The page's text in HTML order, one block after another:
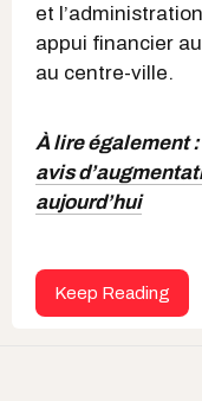
et
appui financier
au centre-ville.
À lire également :
avis
aujourd’hui
Keep Reading